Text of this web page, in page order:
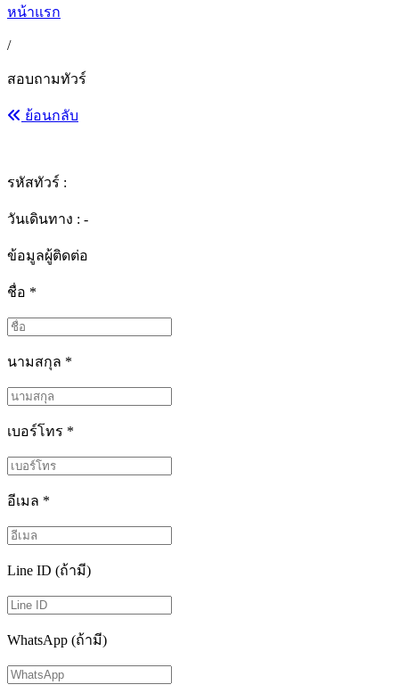
หน้าแรก
/
สอบถามทัวร์
ย้อนกลับ
รหัสทัวร์ :
วันเดินทาง : -
ข้อมูลผู้ติดต่อ
ชื่อ *
นามสกุล *
เบอร์โทร *
อีเมล *
Line ID (ถ้ามี)
WhatsApp (ถ้ามี)